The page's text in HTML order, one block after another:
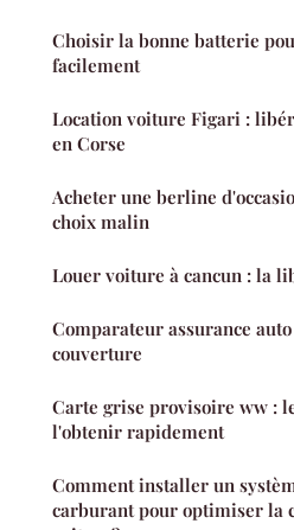
Choisir la bonne batterie
facilement
Location voiture Figari :
en Corse
Acheter une berline
choix malin
Louer voiture à cancun : la
Comparateur assurance
couverture
Carte grise provisoire ww :
l'obtenir rapidement
Comment installer un
carburant pour optimiser la